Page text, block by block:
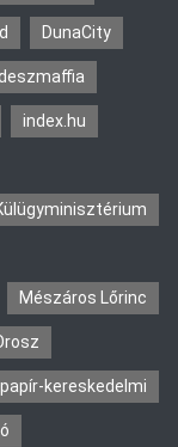
DunaCity
index.hu
Mészáros Lőrinc
kereskedelmi